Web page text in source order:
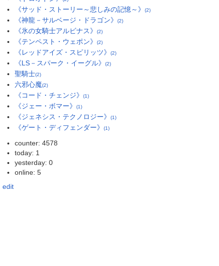
《サッド・ストーリー～悲しみの記憶～》 (2)
《神龍－サルベージ・ドラゴン》 (2)
《氷の女騎士アルビナス》 (2)
《テンペスト・ウェポン》 (2)
《レッドアイズ・スピリッツ》 (2)
《LS－スパーク・イーグル》 (2)
聖騎士(2)
六邪心魔(2)
《コード・チェンジ》 (1)
《ジェー・ボマー》 (1)
《ジェネシス・テクノロジー》 (1)
《ゲート・ディフェンダー》 (1)
counter: 4578
today: 1
yesterday: 0
online: 5
edit